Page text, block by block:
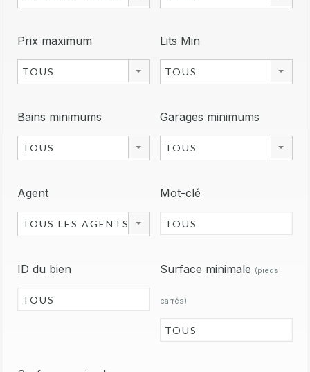
Prix maximum
TOUS
Lits Min
TOUS
Bains minimums
TOUS
Garages minimums
TOUS
Agent
TOUS LES AGENTS
Mot-clé
ID du bien Surface minimale (pieds
carrés)